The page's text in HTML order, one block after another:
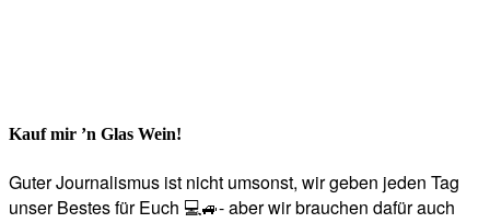
Kauf mir ’n Glas Wein!
Guter Journalismus ist nicht umsonst, wir geben jeden Tag
unser Bestes für Euch 💻🚙- aber wir brauchen dafür auch